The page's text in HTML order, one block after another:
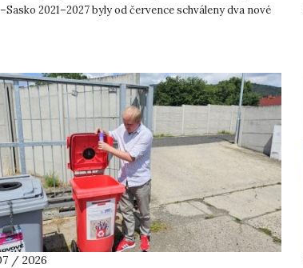
2021–2027 byly od července schváleny dva nové
/ 2026